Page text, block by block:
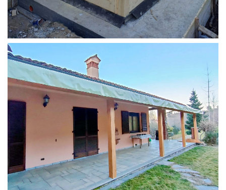
STRUTTURA ADDOSSATA PER LOCALE CALDAIA